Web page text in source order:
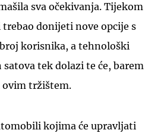
sva očekivanja. Tijekom
donijeti nove opcije s
korisnika, a tehnološki
tek dolazi te će, barem
ovim tržištem.
kojima će upravljati